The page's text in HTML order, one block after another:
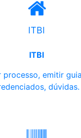
ITBI
ITBI
processo, emitir
dúvidas.